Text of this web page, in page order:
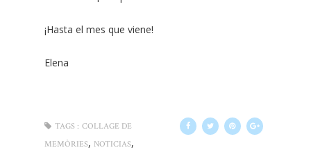
¡Hasta el mes que viene!
Elena
TAGS : COLLAGE DE
MEMÒRIES, NOTICIAS,